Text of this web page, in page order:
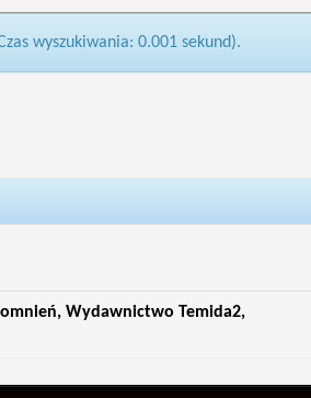
wyszukiwania: 0.001 sekund).
Wydawnictwo Temida2,